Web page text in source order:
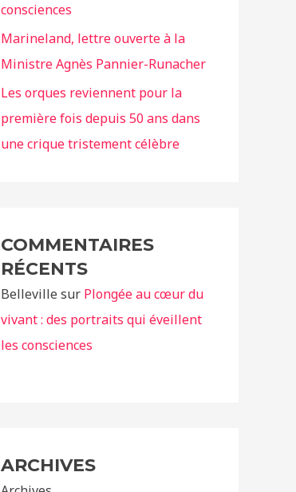
consciences
Marineland, lettre ouverte à la
Ministre Agnès Pannier-Runacher
Les orques reviennent pour la
première fois depuis 50 ans dans
une crique tristement célèbre
COMMENTAIRES
RÉCENTS
Belleville sur Plongée au cœur du
vivant : des portraits qui éveillent
les consciences
ARCHIVES